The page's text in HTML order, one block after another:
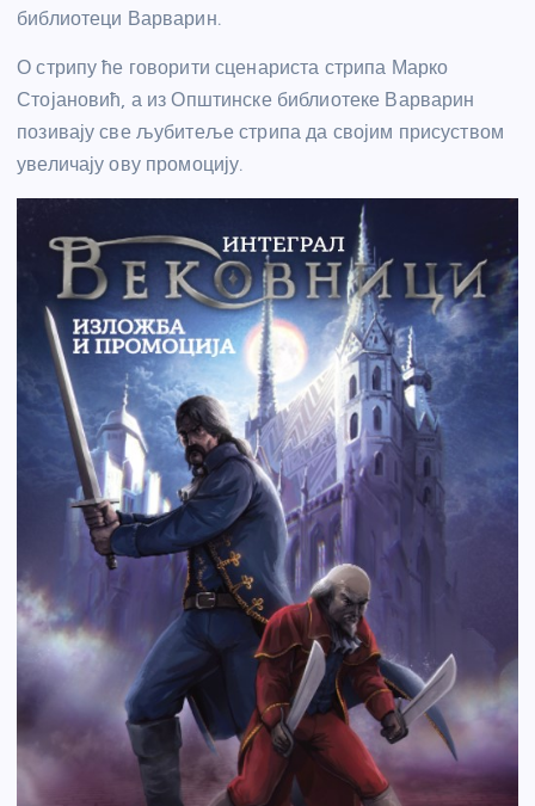
библиотеци Варварин.
О стрипу ће говорити сценариста стрипа Марко
Стојановић, а из Општинске библиотеке Варварин
позивају све љубитеље стрипа да својим присуством
увеличају ову промоцију.